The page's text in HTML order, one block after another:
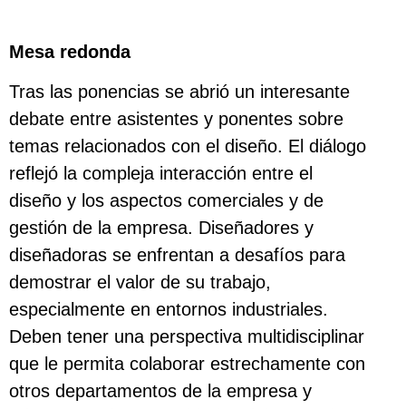
Mesa redonda
Tras las ponencias se abrió un interesante
debate entre asistentes y ponentes sobre
temas relacionados con el diseño. El diálogo
reflejó la compleja interacción entre el
diseño y los aspectos comerciales y de
gestión de la empresa. Diseñadores y
diseñadoras se enfrentan a desafíos para
demostrar el valor de su trabajo,
especialmente en entornos industriales.
Deben tener una perspectiva multidisciplinar
que le permita colaborar estrechamente con
otros departamentos de la empresa y